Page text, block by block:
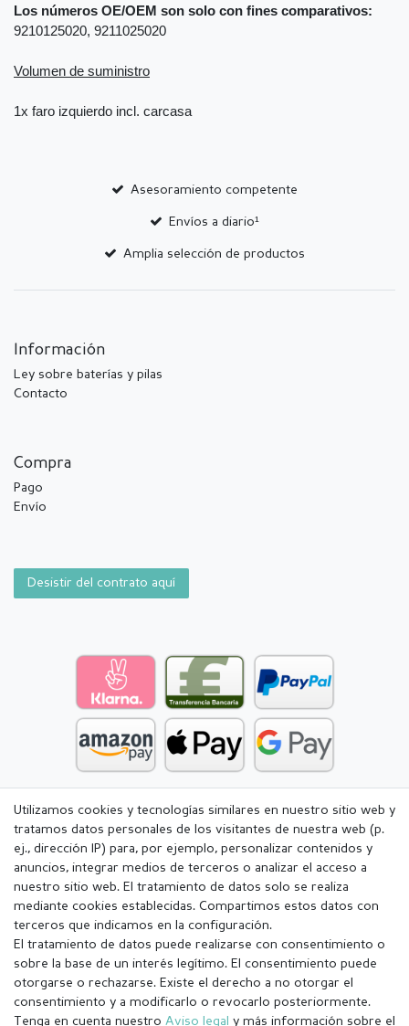
Los números OE/OEM son solo con fines comparativos:
9210125020, 9211025020
Volumen de suministro
1x faro izquierdo incl. carcasa
Asesoramiento competente
Envíos a diario¹
Amplia selección de productos
Información
Ley sobre baterías y pilas
Contacto
Compra
Pago
Envío
Desistir del contrato aquí
Utilizamos cookies y tecnologías similares en nuestro sitio web y
tratamos datos personales de los visitantes de nuestra web (p.
ej., dirección IP) para, por ejemplo, personalizar contenidos y
anuncios, integrar medios de terceros o analizar el acceso a
nuestro sitio web. El tratamiento de datos solo se realiza
mediante cookies establecidas. Compartimos estos datos con
terceros que indicamos en la configuración.
El tratamiento de datos puede realizarse con consentimiento o
sobre la base de un interés legítimo. El consentimiento puede
otorgarse o rechazarse. Existe el derecho a no otorgar el
consentimiento y a modificarlo o revocarlo posteriormente.
Tenga en cuenta nuestro Aviso legal y más información sobre el